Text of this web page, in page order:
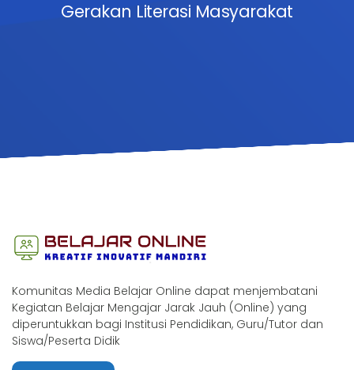
Gerakan Literasi Masyarakat
Komunitas Media Belajar Online dapat menjembatani
Kegiatan Belajar Mengajar Jarak Jauh (Online) yang
diperuntukkan bagi Institusi Pendidikan, Guru/Tutor dan
Siswa/Peserta Didik